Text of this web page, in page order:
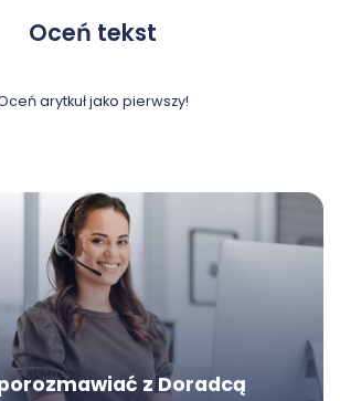
Oceń tekst
arytkuł jako pierwszy!
z Doradcą